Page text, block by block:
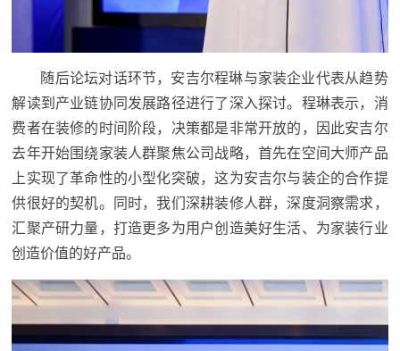
随后论坛对话环节，安吉尔程琳与家装企业代表从趋势
解读到产业链协同发展路径进行了深入探讨。程琳表示，消
费者在装修的时间阶段，决策都是非常开放的，因此安吉尔
去年开始围绕家装人群聚焦公司战略，首先在空间大师产品
上实现了革命性的小型化突破，这为安吉尔与装企的合作提
供很好的契机。同时，我们深耕装修人群，深度洞察需求，
汇聚产研力量，打造更多为用户创造美好生活、为家装行业
创造价值的好产品。